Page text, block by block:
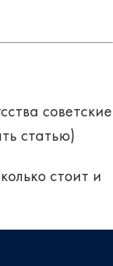
советские
статью)
стоит и